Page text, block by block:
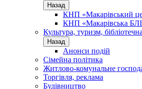
Назад
КНП «Макарівський
КНП «Макарівська
Культура, туризм,
Назад
Анонси подій
Сімейна політика
Житлово-комунальне
Торгівля, реклама
Будівництво